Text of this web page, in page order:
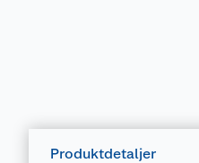
Produktdetaljer